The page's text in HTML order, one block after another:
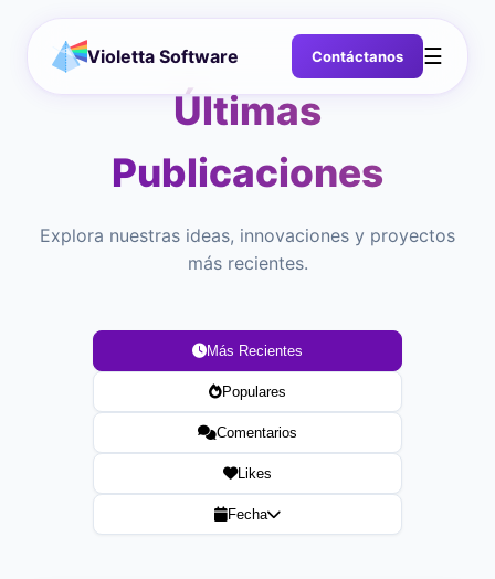
Violetta Software Contáctanos ☰
Últimas
Publicaciones
Explora nuestras ideas, innovaciones y proyectos
más recientes.
Más Recientes
Populares
Comentarios
Likes
Fecha